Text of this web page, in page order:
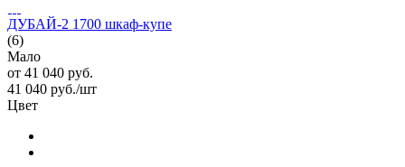
ДУБАЙ-2 1700 шкаф-купе
(6)
Мало
от 41 040 руб.
41 040 руб./шт
Цвет